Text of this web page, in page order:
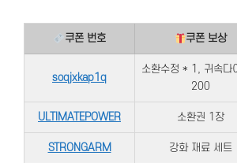
쿠폰 번호 쿠폰 보상
soqjxkap1q
소환수정 * 1, 귀속다
200
ULTIMATEPOWER 소환권 1장
STRONGARM 강화 재료 세트